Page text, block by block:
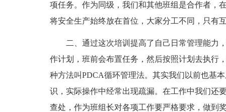
项任务。作为同级，我们和其他班组是合作者，
将安全生产始终放在首位，大家分工不同，只有
二、通过这次培训提高了自己日常管理能力
作计划，班前会布置任务，然后按照计划去执行
种方法叫PDCA循环管理法。其实我们以前也基
识，实际操作中经常出现疏漏。在工作中我们还
查处，作为班组长对各项工作要严格要求，做到